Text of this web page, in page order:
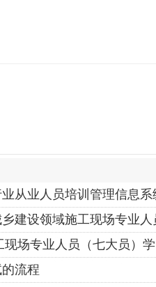
从业人员培训管理信息系
建设领域施工现场专业
现场专业人员（七大员）
流程